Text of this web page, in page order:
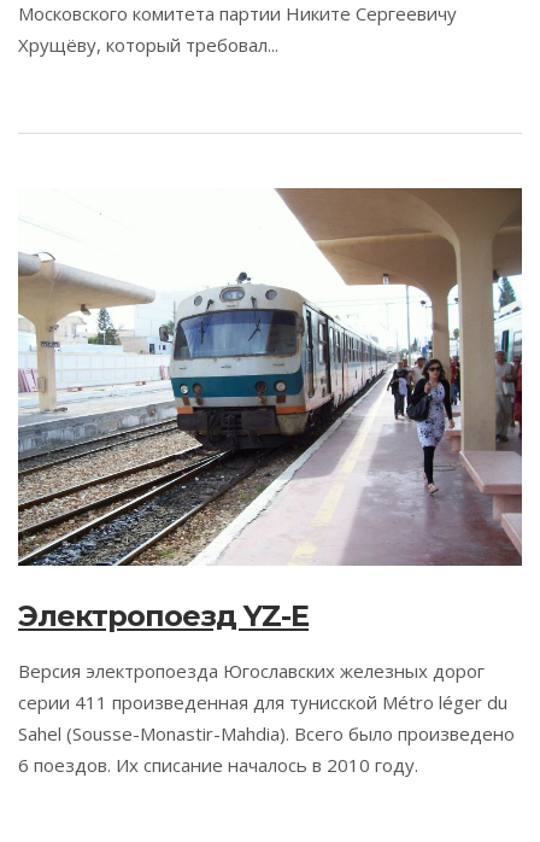
Московского комитета партии Никите Сергеевичу
Хрущёву, который требовал...
Электропоезд YZ-E
Версия электропоезда Югославских железных дорог
серии 411 произведенная для тунисской Métro léger du
Sahel (Sousse-Monastir-Mahdia). Всего было произведено
6 поездов. Их списание началось в 2010 году.